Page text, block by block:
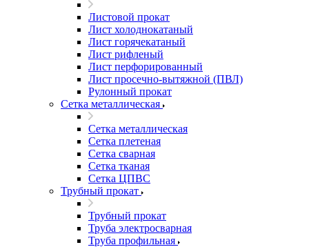
Листовой прокат
Лист холоднокатаный
Лист горячекатаный
Лист рифленый
Лист перфорированный
Лист просечно-вытяжной (ПВЛ)
Рулонный прокат
Сетка металлическая
Сетка металлическая
Сетка плетеная
Сетка сварная
Сетка тканая
Сетка ЦПВС
Трубный прокат
Трубный прокат
Труба электросварная
Труба профильная